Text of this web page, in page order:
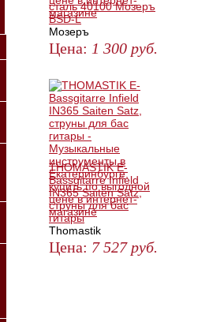
сталь 40100 Мозеръ
BSD-L
Мозеръ
Цена: 1 300 руб.
THOMASTIK E-
Bassgitarre Infield
IN365 Saiten Satz,
струны для бас
гитары
Thomastik
Цена: 7 527 руб.